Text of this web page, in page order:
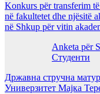
Konkurs për transferim
në fakultetet dhe njësitë
në Shkup për vitin
Anketa për
Студенти
Државна стручна
Универзитет Мајка